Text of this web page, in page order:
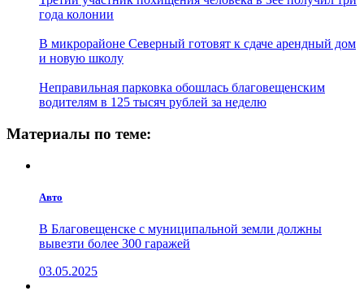
года колонии
В микрорайоне Северный готовят к сдаче арендный дом
и новую школу
Неправильная парковка обошлась благовещенским
водителям в 125 тысяч рублей за неделю
Материалы по теме:
Авто
В Благовещенске с муниципальной земли должны
вывезти более 300 гаражей
03.05.2025